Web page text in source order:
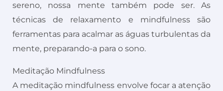
sereno, nossa mente também pode ser. As
técnicas de relaxamento e mindfulness são
ferramentas para acalmar as águas turbulentas da
mente, preparando-a para o sono.
Meditação Mindfulness
A meditação mindfulness envolve focar a atenção